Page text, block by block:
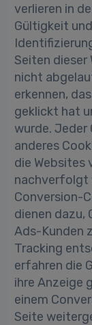
verlieren in
Gültigkeit
Seiten dieser
nicht
erkennen,
geklickt hat
wurde. Jeder
anderes
die Websites
nachverfolgt
Conversion-
dienen dazu,
Ads-Kunden
Tracking
erfahren die
ihre Anzeige
einem
Seite